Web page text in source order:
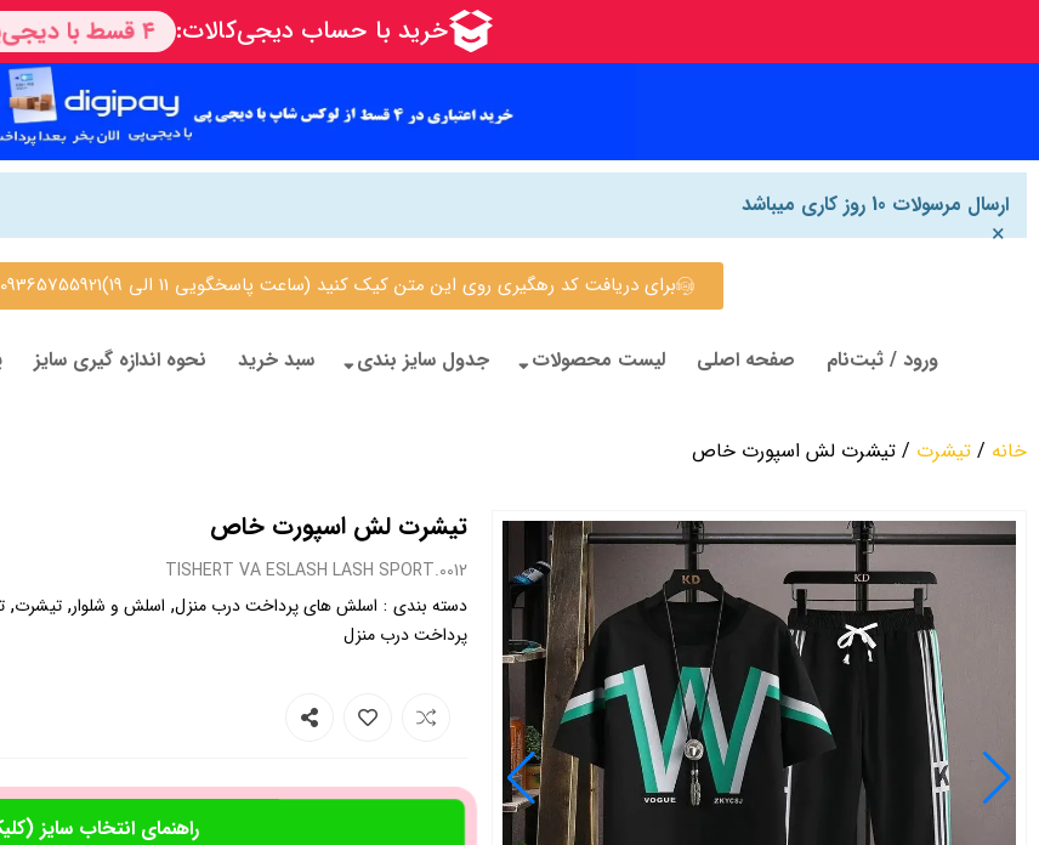
ارسال مرسولات 10 روز کاری میباشد
×
برای دریافت کد رهگیری روی این متن کیک کنید (ساعت پاسخگویی 11 الی 19)09365755921
ورود / ثبت‌نام صفحه اصلی لیست محصولات جدول سایز بندی سبد خرید نحوه اندازه گیری سایز
خانه / تیشرت / تیشرت لش اسپورت خاص
تیشرت لش اسپورت خاص
0012.TISHERT VA ESLASH LASH SPORT
دسته بندی : اسلش های پرداخت درب منزل, اسلش و شلوار, تیشرت,
پرداخت درب منزل
راهنمای انتخاب سایز